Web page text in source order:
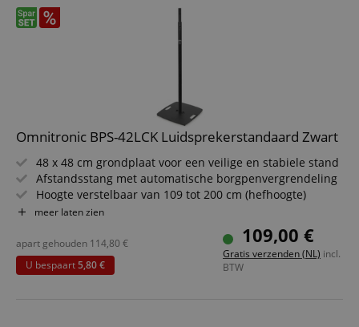
Omnitronic BPS-42LCK Luidsprekerstandaard Zwart
48 x 48 cm grondplaat voor een veilige en stabiele stand
Afstandsstang met automatische borgpenvergrendeling
Hoogte verstelbaar van 109 tot 200 cm (hefhoogte)
Geïntegreerde luchtvering voor gecontroleerd laten
35 mm opname met extra M10-binnendraad
Robuuste stalen constructie inclusief transporttas
meer laten zien
109,00 €
Gratis verzenden (NL) incl.
BTW
apart gehouden 114,80 €
U bespaart5,80 €